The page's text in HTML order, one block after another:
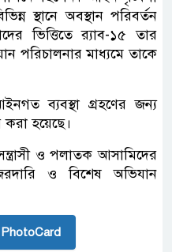
স্থানে অবস্থান পরিবর্তন
ভিত্তিতে র‌্যাব-১৫ তার
পরিচালনার মাধ্যমে তাকে
ব্যবস্থা গ্রহণের জন্য
করা হয়েছে।
ও পলাতক আসামিদের
ও বিশেষ অভিযান